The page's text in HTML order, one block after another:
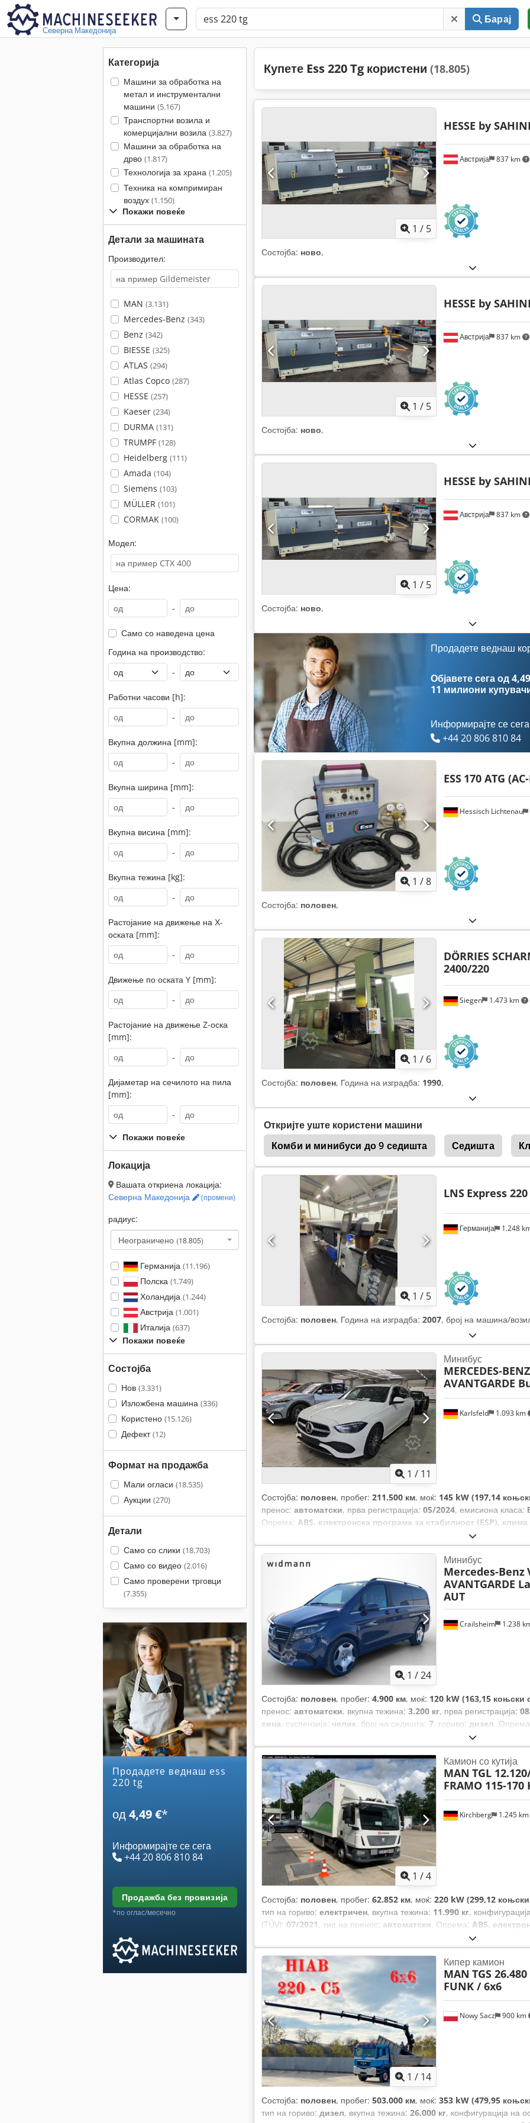
Северна Македонија
Барај
Категорија
Машини за обработка на
метал и инструментални
машини (5.167)
Транспортни возила и
комерцијални возила (3.827)
Машини за обработка на
дрво (1.817)
Технологија за храна (1.205)
Техника на компримиран
воздух (1.150)
Покажи повеќе
Детали за машината
Производител:
MAN (3.131)
Mercedes-Benz (343)
Benz (342)
BIESSE (325)
ATLAS (294)
Atlas Copco (287)
HESSE (257)
Kaeser (234)
DURMA (131)
TRUMPF (128)
Heidelberg (111)
Amada (104)
Siemens (103)
MÜLLER (101)
CORMAK (100)
Модел:
Цена:
-
Само со наведена цена
Година на производство:
-
Работни часови [h]:
-
Вкупна должина [mm]:
-
Вкупна ширина [mm]:
-
Вкупна висина [mm]:
-
Вкупна тежина [kg]:
-
Растојание на движење на Х-
оската [mm]:
-
Движење по оската Y [mm]:
-
Растојание на движење Z-оска
[mm]:
-
Дијаметар на сечилото на пила
[mm]:
-
Покажи повеќе
Локација
Вашата откриена локација:
Северна Македонија
(промени)
радиус:
Неограничено (18.805)
Германија (11.196)
Полска (1.749)
Холандија (1.244)
Австрија (1.001)
Италија (637)
Покажи повеќе
Состојба
Нов (3.331)
Изложбена машина (336)
Користено (15.126)
Дефект(12)
Формат на продажба
Мали огласи (18.535)
Аукции (270)
Детали
Само со слики (18.703)
Само со видео (2.016)
Само проверени трговци
(7.355)
Продадете веднаш ess
220 tg
од4,49 €*
Информирајте се сега
+44 20 806 810 84
продажба без провизија
*по оглас/месечно
Купете Ess 220 Tg користени (18.805)
1 / 5
Австрија 837 km
HESSE by
Состојба: ново,
1 / 5
Австрија 837 km
HESSE by
Состојба: ново,
1 / 5
Австрија 837 km
HESSE by
Состојба: ново,
Продадете веднаш
Објавете сега од
11 милиони
Информирајте се сега
+44 20 806 810 84
1 /8
Hessisch Lichtenau
ESS 170 ATG
Состојба: половен,
1 / 6
Siegen 1.473 km
DÖRRIES
2400/220
Состојба: половен, Година на изградба: 1990,
Откријте уште користени машини
Комби и минибуси до 9 седишта
Седишта
1 / 5
Германија 1.248
LNS Express 220
Состојба: половен, Година на изградба: 2007, број на машина/
1 / 11
Karlsfeld 1.093 km
Минибус
MERCEDES-BENZ
AVANTGARDE
Состојба: половен, пробег: 211.500 км, моќ: 145 kW (197,14
пренос: автоматски, прва регистрација: 05/2024, емисиона класа:
Опрема: ABS, електронска програма за стабилност (ESP),
сите тркала, систем за имобилизатор, филтер за сажење,
1 /24
Crailsheim 1.238
Минибус
Mercedes-Benz
AVANTGARDE
AUT
Состојба: половен, пробег: 4.900 км, моќ: 120 kW (163,15 коњски
пренос: автоматски, вкупна тежина: 3.200 кг, прва регистрација:
сина, суспензија: челик, број на седишта: 7, гориво: дизел,
седиште, грејач за паркирање, клизна врата, клима уред,
тркала, сензори за паркирање, серво управувач, систем за
сажење,
1 /4
Kirchberg 1.245 km
Камион со кутија
MAN TGL
FRAMO 115-170
Состојба: половен, пробег: 62.852 км, моќ: 220 kW (299,12
тип на гориво: електричен, вкупна тежина: 11.990 кг,
(TÜV): 07/2021, тип на пренос: автоматски, Опрема: ABS,
1 / 14
Nowy Sacz 900 km
Кипер камион
MAN TGS
FUNK / 6x6
Состојба: половен, пробег: 503.000 км, моќ: 353 kW (479,95
тип на гориво: дизел, вкупна тежина: 26.000 кг, конфигурација на